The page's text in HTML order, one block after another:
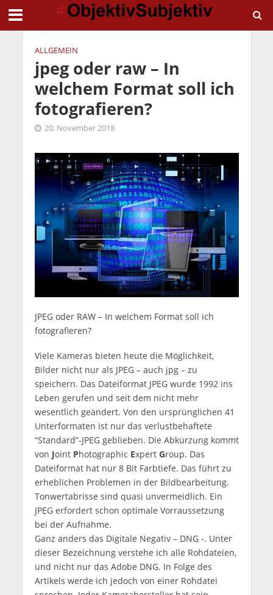
ALLGEMEIN
jpeg oder raw – In
welchem Format soll ich
fotografieren?
20. November 2018
JPEG oder RAW – In welchem Format soll ich
fotografieren?
Viele Kameras bieten heute die Möglichkeit,
Bilder nicht nur als JPEG – auch jpg – zu
speichern. Das Dateiformat JPEG wurde 1992 ins
Leben gerufen und seit dem nicht mehr
wesentlich geändert. Von den ursprünglichen 41
Unterformaten ist nur das verlustbehaftete
“Standard”-JPEG geblieben. Die Abkürzung kommt
von Joint Photographic Expert Group. Das
Dateiformat hat nur 8 Bit Farbtiefe. Das führt zu
erheblichen Problemen in der Bildbearbeitung.
Tonwertabrisse sind quasi unvermeidlich. Ein
JPEG erfordert schon optimale Vorraussetzung
bei der Aufnahme.
Ganz anders das Digitale Negativ – DNG -. Unter
dieser Bezeichnung verstehe ich alle Rohdateien,
und nicht nur das Adobe DNG. In Folge des
Artikels werde ich jedoch von einer Rohdatei